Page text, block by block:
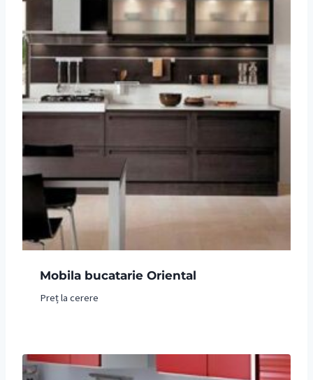
Mobila bucatarie Oriental
Preț la cerere